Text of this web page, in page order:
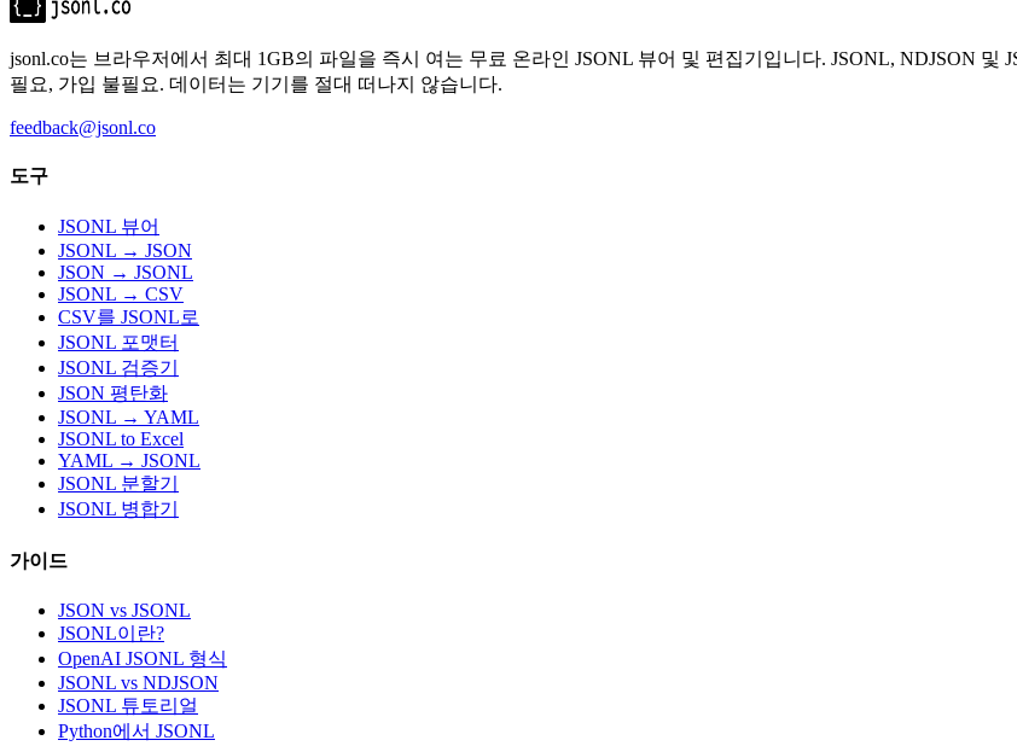
jsonl.co는 브라우저에서 최대 1GB의 파일을 즉시 여는 무료 온라인 JSONL 뷰어 및 편집기입니다. JSONL, NDJSON
필요, 가입 불필요. 데이터는 기기를 절대 떠나지 않습니다.
feedback@jsonl.co
도구
JSONL 뷰어
JSONL → JSON
JSON → JSONL
JSONL → CSV
CSV를 JSONL로
JSONL 포맷터
JSONL 검증기
JSON 평탄화
JSONL → YAML
JSONL to Excel
YAML → JSONL
JSONL 분할기
JSONL 병합기
가이드
JSON vs JSONL
JSONL이란?
OpenAI JSONL 형식
JSONL vs NDJSON
JSONL 튜토리얼
Python에서 JSONL